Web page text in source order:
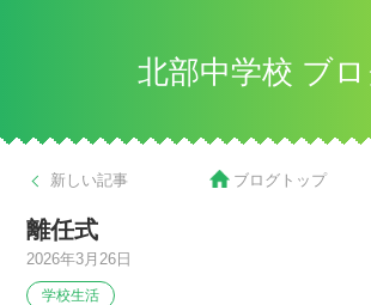
北部中学校 ブ
新しい記事 ブログトップ
離任式
2026年3月26日
学校生活